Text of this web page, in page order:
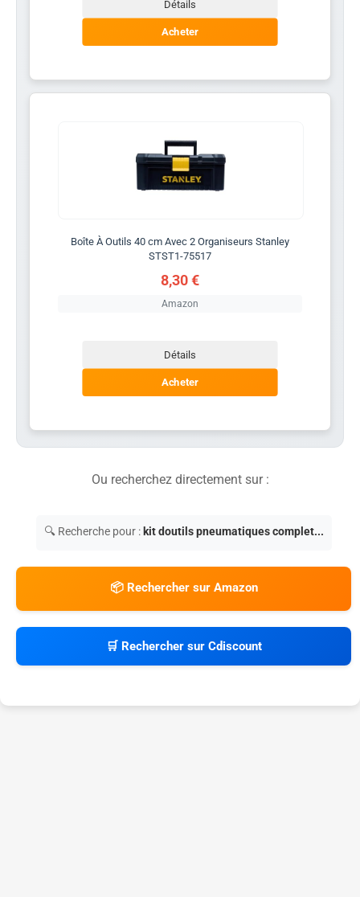
Détails
Acheter
Boîte À Outils 40 cm Avec 2 Organiseurs Stanley
STST1-75517
8,30 €
Amazon
Détails
Acheter
Ou recherchez directement sur :
🔍 Recherche pour : kit doutils pneumatiques complet...
📦 Rechercher sur Amazon
🛒 Rechercher sur Cdiscount